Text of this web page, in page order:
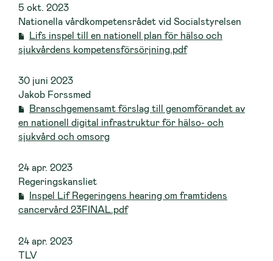
5 okt. 2023
Nationella vårdkompetensrådet vid Socialstyrelsen
Lifs inspel till en nationell plan för hälso och
sjukvårdens kompetensförsörjning.pdf
30 juni 2023
Jakob Forssmed
Branschgemensamt förslag till genomförandet av
en nationell digital infrastruktur för hälso- och
sjukvård och omsorg
24 apr. 2023
Regeringskansliet
Inspel Lif Regeringens hearing om framtidens
cancervård 23FINAL.pdf
24 apr. 2023
TLV